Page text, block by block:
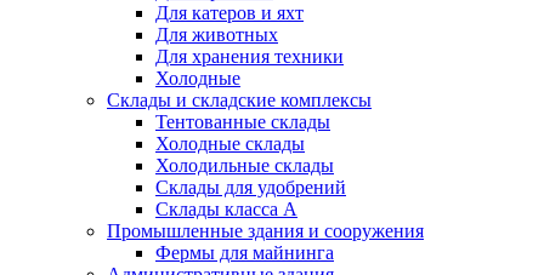
Для катеров и яхт
Для животных
Для хранения техники
Холодные
Склады и складские комплексы
Тентованные склады
Холодные склады
Холодильные склады
Склады для удобрений
Склады класса А
Промышленные здания и сооружения
Фермы для майнинга